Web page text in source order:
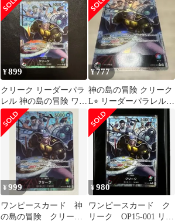
ル おまけ付き
ル LP
¥899
クリーク リーダーパラ
レル 神の島の冒険 ワン
ピースカードH1101
¥777
神の島の冒険 クリーク
L⭐︎ リーダーパラレル
極美品
¥999
ワンピースカード 神
の島の冒険 クリー
¥980
ワンピースカード ク
リーク OP15-001 リー